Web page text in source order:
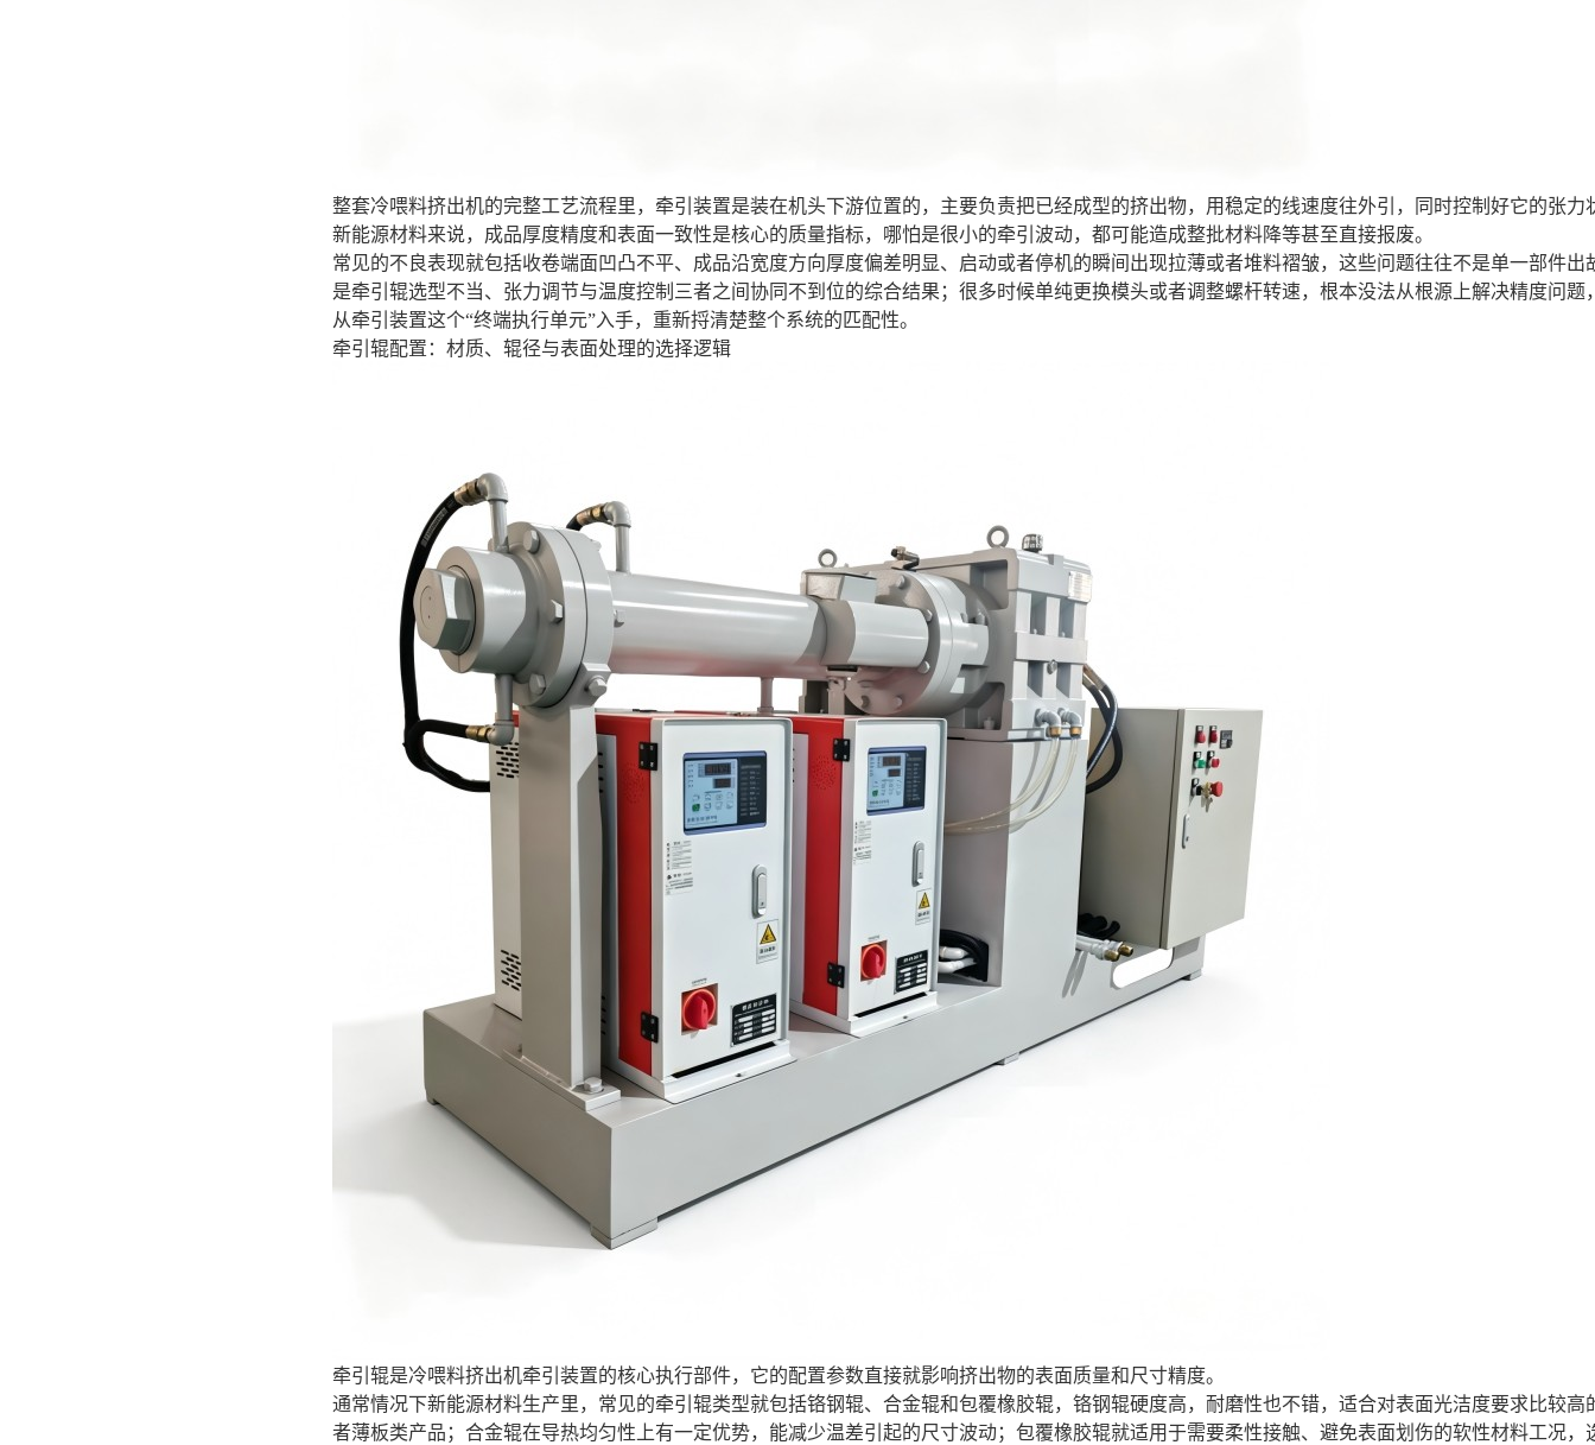
整套冷喂料挤出机的完整工艺流程里，牵引装置是装在机头下游位置的，主要负责把已经成型的挤出物，用稳定的线速度往外引，同时控制好它的张力
新能源材料来说，成品厚度精度和表面一致性是核心的质量指标，哪怕是很小的牵引波动，都可能造成整批材料降等甚至直接报废。
常见的不良表现就包括收卷端面凹凸不平、成品沿宽度方向厚度偏差明显、启动或者停机的瞬间出现拉薄或者堆料褶皱，这些问题往往不是单一部件出
是牵引辊选型不当、张力调节与温度控制三者之间协同不到位的综合结果；很多时候单纯更换模头或者调整螺杆转速，根本没法从根源上解决精度问题
从牵引装置这个“终端执行单元”入手，重新捋清楚整个系统的匹配性。
牵引辊配置：材质、辊径与表面处理的选择逻辑
牵引辊是冷喂料挤出机牵引装置的核心执行部件，它的配置参数直接就影响挤出物的表面质量和尺寸精度。
通常情况下新能源材料生产里，常见的牵引辊类型就包括铬钢辊、合金辊和包覆橡胶辊，铬钢辊硬度高，耐磨性也不错，适合对表面光洁度要求比较高
者薄板类产品；合金辊在导热均匀性上有一定优势，能减少温差引起的尺寸波动；包覆橡胶辊就适用于需要柔性接触、避免表面划伤的软性材料工况，